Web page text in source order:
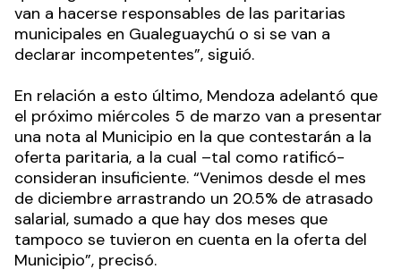
van a hacerse responsables de las paritarias
municipales en Gualeguaychú o si se van a
declarar incompetentes”, siguió.
En relación a esto último, Mendoza adelantó que
el próximo miércoles 5 de marzo van a presentar
una nota al Municipio en la que contestarán a la
oferta paritaria, a la cual –tal como ratificó-
consideran insuficiente. “Venimos desde el mes
de diciembre arrastrando un 20.5% de atrasado
salarial, sumado a que hay dos meses que
tampoco se tuvieron en cuenta en la oferta del
Municipio”, precisó.